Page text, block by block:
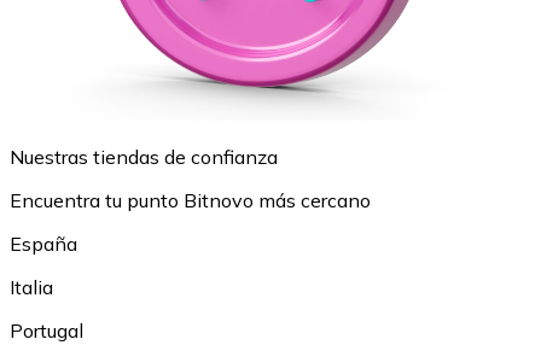
Nuestras tiendas de confianza
Encuentra tu punto Bitnovo más cercano
España
Italia
Portugal